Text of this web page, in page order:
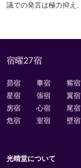
議での発言は極力抑え
宿曜27宿
昴宿 畢宿 觜宿
星宿
張宿 翼宿
房宿
心宿 尾宿
危宿
室宿 壁宿
光晴堂について